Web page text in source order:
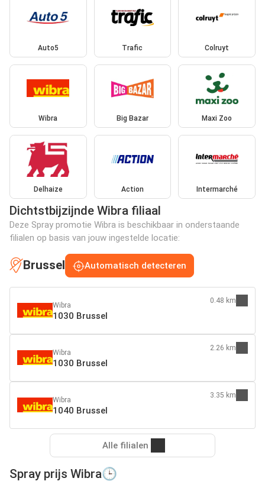
Auto5 Trafic Colruyt
Wibra Big Bazar Maxi Zoo
Delhaize Action Intermarché
Dichtstbijzijnde Wibra filiaal
Deze Spray promotie Wibra is beschikbaar in onderstaande
filialen op basis van jouw ingestelde locatie:
Brussel Automatisch detecteren
Wibra
1030 Brussel
0.48 km
Wibra
1030 Brussel
2.26 km
Wibra
1040 Brussel
3.35 km
Alle filialen
Spray prijs Wibra🕒